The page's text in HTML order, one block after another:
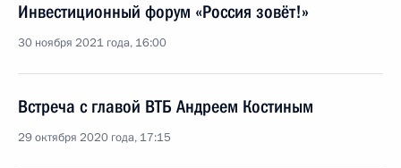
Инвестиционный форум «Россия зовёт!»
30 ноября 2021 года, 16:00
Встреча с главой ВТБ Андреем Костиным
29 октября 2020 года, 17:15